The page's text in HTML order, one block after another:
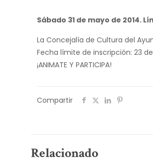
Sábado 31 de mayo de 2014.
La Concejalía de Cultura del
Fecha límite de inscripción: 23
¡ANIMATE Y PARTICIPA!
Compartir
Relacionado